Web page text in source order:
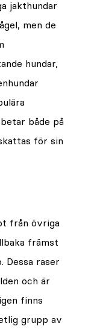
jakthundar
men de
hundar,
både på
för sin
från övriga
främst
Dessa raser
och är
finns
grupp av